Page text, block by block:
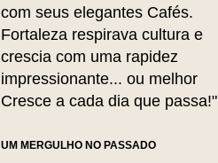
com seus elegantes Cafés.
Fortaleza respirava cultura e
crescia com uma rapidez
impressionante... ou melhor
Cresce a cada dia que passa!"
UM MERGULHO NO PASSADO